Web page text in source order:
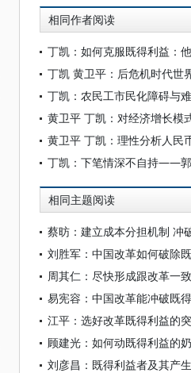
相同作者阅读
丁凯：农民工市民化障碍与
黄卫平 丁凯：理性分析人民
相同主题阅读
江平：选好改革既得利益的
顾建光：如何动既得利益的
刘彦昌：既得利益者及其产